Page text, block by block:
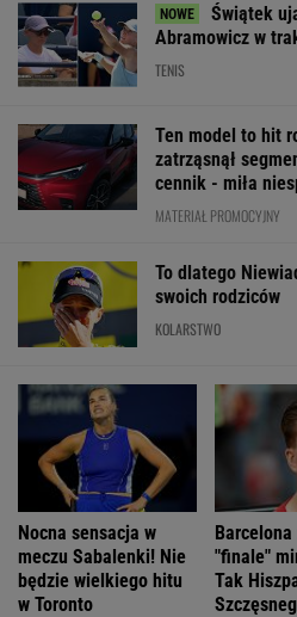
Świątek
Abramowicz w
TENIS
Ten model to hit
zatrząsnął
cennik - miła
MATERIAŁ PROMOCYJNY
To dlatego
swoich rodziców
KOLARSTWO
Nocna sensacja w
meczu Sabalenki! Nie
będzie wielkiego hitu
w Toronto
Barcelona
"finale"
Tak